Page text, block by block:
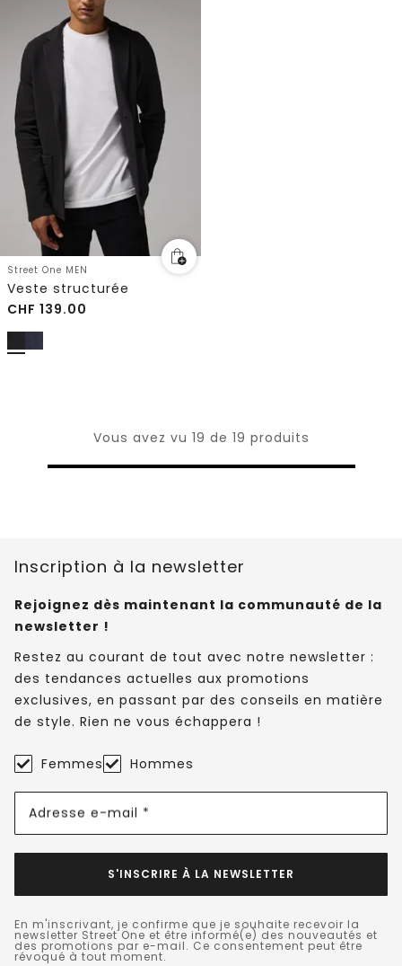
Street One MEN
Veste structurée
CHF 139.00
Vous avez vu 19 de 19 produits
Inscription à la newsletter
Rejoignez dès maintenant la communauté de la
newsletter !
Restez au courant de tout avec notre newsletter :
des tendances actuelles aux promotions
exclusives, en passant par des conseils en matière
de style. Rien ne vous échappera !
Femmes Hommes
Adresse e-mail *
S'INSCRIRE À LA NEWSLETTER
En m'inscrivant, je confirme que je souhaite recevoir la
newsletter Street One et être informé(e) des nouveautés et
des promotions par e-mail. Ce consentement peut être
révoqué à tout moment.